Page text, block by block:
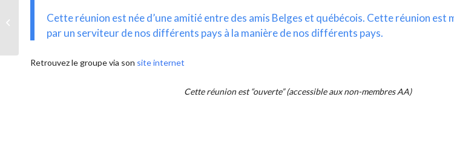
Cette réunion est née d’une amitié entre des amis Belges et québécois. Cette réunion
par un serviteur de nos différents pays à la manière de nos différents pays.
Retrouvez le groupe via son site internet
Cette réunion est “ouverte” (accessible aux non-membres AA)
AA-UNITE.BE (Réunion
intercontinentale OUVERTE)